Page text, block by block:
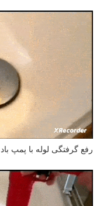
رفع گرفتگی لوله با پمپ باد